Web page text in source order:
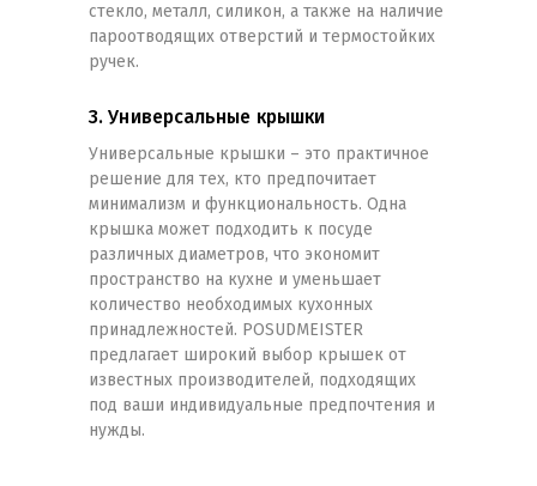
стекло, металл, силикон, а также на наличие
пароотводящих отверстий и термостойких
ручек.
3. Универсальные крышки
Универсальные крышки – это практичное
решение для тех, кто предпочитает
минимализм и функциональность. Одна
крышка может подходить к посуде
различных диаметров, что экономит
пространство на кухне и уменьшает
количество необходимых кухонных
принадлежностей. POSUDMEISTER
предлагает широкий выбор крышек от
известных производителей, подходящих
под ваши индивидуальные предпочтения и
нужды.